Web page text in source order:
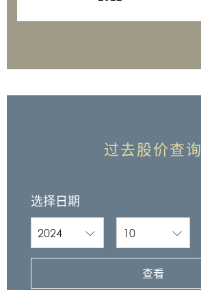
过去股价查询
选择日期
查看